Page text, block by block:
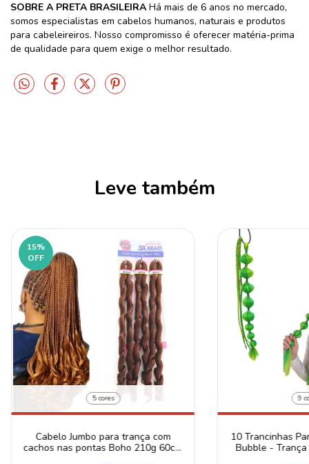
SOBRE A PRETA BRASILEIRA Há mais de 6 anos no mercado,
somos especialistas em cabelos humanos, naturais e produtos
para cabeleireiros. Nosso compromisso é oferecer matéria-prima
de qualidade para quem exige o melhor resultado.
Leve também
15%
OFF
5 cores
Cabelo Jumbo para trança com
cachos nas pontas Boho 210g 60cm
9
10 Trancinhas
Bubble -